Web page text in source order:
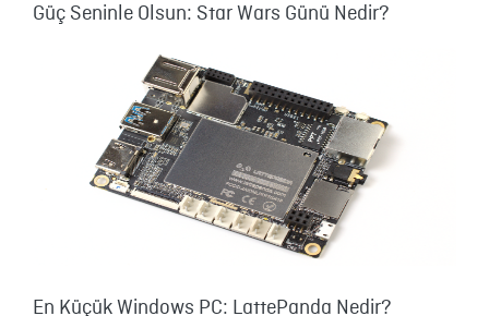
Güç Seninle Olsun: Star Wars Günü Nedir?
En Küçük Windows PC: LattePanda Nedir?